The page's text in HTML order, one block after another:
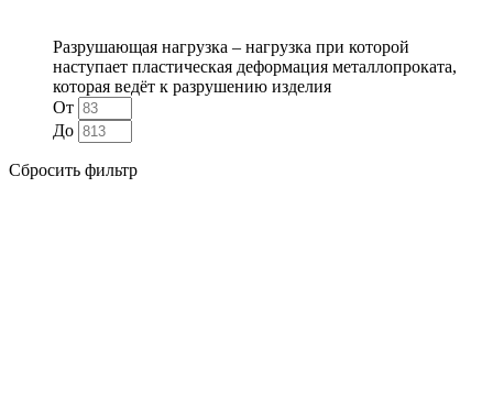
Разрушающая нагрузка – нагрузка при которой
наступает пластическая деформация металлопроката,
которая ведёт к разрушению изделия
От
До
Сбросить фильтр